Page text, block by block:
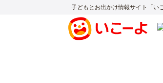
子どもとお出かけ情報サイト「い